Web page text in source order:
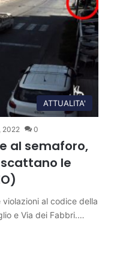
ATTUALITA'
2022 0
al semaforo,
le
al codice della
e Via dei Fabbri.…